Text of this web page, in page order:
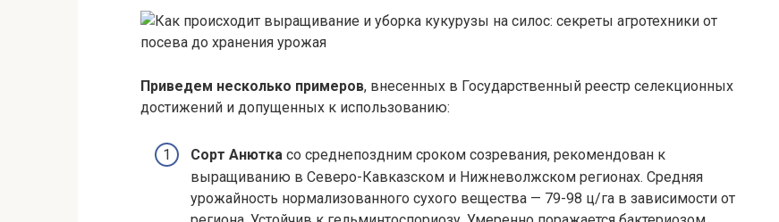
Приведем несколько примеров, внесенных в Государственный реестр селекционных
достижений и допущенных к использованию:
Сорт Анютка со среднепоздним сроком созревания, рекомендован к
выращиванию в Северо-Кавказском и Нижневолжском регионах. Средняя
урожайность нормализованного сухого вещества — 79-98 ц/га в зависимости от